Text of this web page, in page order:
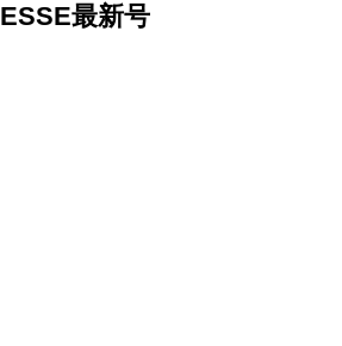
ESSE最新号